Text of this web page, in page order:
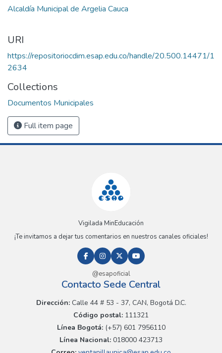
Alcaldía Municipal de Argelia Cauca
URI
https://repositoriocdim.esap.edu.co/handle/20.500.14471/1
2634
Collections
Documentos Municipales
Full item page
Vigilada MinEducación
¡Te invitamos a dejar tus comentarios en nuestros canales oficiales!
@esapoficial
Contacto Sede Central
Dirección:Calle 44 # 53 - 37, CAN, Bogotá D.C.
Código postal: 111321
Línea Bogotá:(+57) 601 7956110
Línea Nacional: 018000 423713